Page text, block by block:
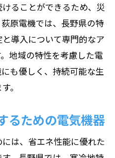
レンドと長野県での展
長野県で活躍する電気
の基本
のポイント
おすすめ電気機器
ることができるため、災
原電機では、長野県の特
導入について専門的なア
地域の特性を考慮した電
も優しく、持続可能な生
。
るための電気機器
は、省エネ性能に優れた